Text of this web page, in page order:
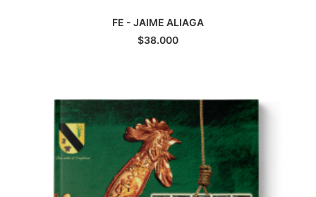
AGREGAR AL CARRITO
FE - JAIME ALIAGA
$38.000